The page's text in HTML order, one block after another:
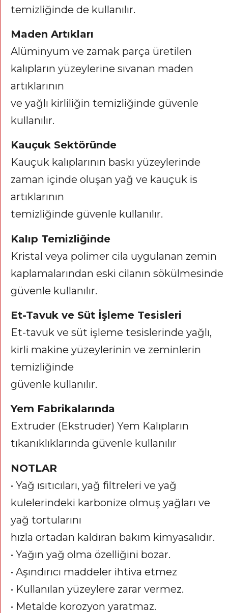
temizliğinde de kullanılır.
Maden Artıkları
Alüminyum ve zamak parça üretilen
kalıpların yüzeylerine sıvanan maden
artıklarının
ve yağlı kirliliğin temizliğinde güvenle
kullanılır.
Kauçuk Sektöründe
Kauçuk kalıplarının baskı yüzeylerinde
zaman içinde oluşan yağ ve kauçuk is
artıklarının
temizliğinde güvenle kullanılır.
Kalıp Temizliğinde
Kristal veya polimer cila uygulanan zemin
kaplamalarından eski cilanın sökülmesinde
güvenle kullanılır.
Et-Tavuk ve Süt İşleme Tesisleri
Et-tavuk ve süt işleme tesislerinde yağlı,
kirli makine yüzeylerinin ve zeminlerin
temizliğinde
güvenle kullanılır.
Yem Fabrikalarında
Extruder (Ekstruder) Yem Kalıpların
tıkanıklıklarında güvenle kullanılır
NOTLAR
• Yağ ısıtıcıları, yağ filtreleri ve yağ
kulelerindeki karbonize olmuş yağları ve
yağ tortularını
hızla ortadan kaldıran bakım kimyasalıdır.
• Yağın yağ olma özelliğini bozar.
• Aşındırıcı maddeler ihtiva etmez
• Kullanılan yüzeylere zarar vermez.
• Metalde korozyon yaratmaz.